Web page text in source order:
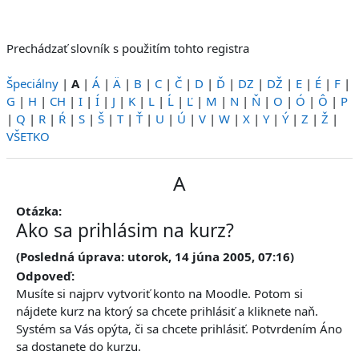
Prechádzať slovník s použitím tohto registra
Špeciálny | A | Á | Ä | B | C | Č | D | Ď | DZ | DŽ | E | É | F |
G | H | CH | I | Í | J | K | L | Ĺ | Ľ | M | N | Ň | O | Ó | Ô | P
| Q | R | Ŕ | S | Š | T| Ť| U | Ú | V | W | X | Y| Ý| Z | Ž |
VŠETKO
A
Otázka:
Ako sa prihlásim na kurz?
(Posledná úprava: utorok, 14 júna 2005, 07:16)
Odpoveď:
Musíte si najprv vytvoriť konto na Moodle. Potom si
nájdete kurz na ktorý sa chcete prihlásiť a kliknete naň.
Systém sa Vás opýta, či sa chcete prihlásiť. Potvrdením Áno
sa dostanete do kurzu.